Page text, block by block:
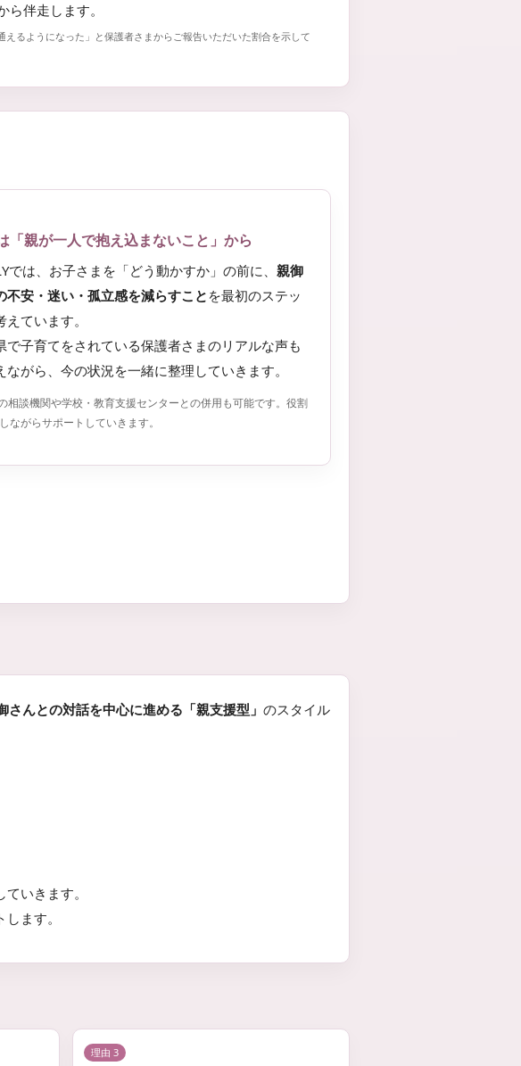
伴走します。
るようになった」と保護者さまからご報告いただいた割合を示して
「親が一人で抱え込まないこと」から
では、お子さまを「どう動かすか」の前に、親御
不安・迷い・孤立感を減らすことを最初のステッ
えています。
で子育てをされている保護者さまのリアルな声も
ながら、今の状況を一緒に整理していきます。
相談機関や学校・教育支援センターとの併用も可能です。役割
ながらサポートしていきます。
んとの対話を中心に進める「親支援型」 のスタイル
いきます。
ます。
理由 3